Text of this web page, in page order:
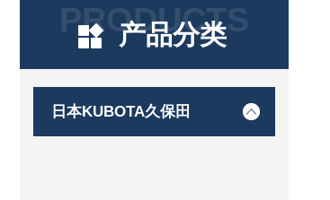
PRODUCTS
产品分类
日本KUBOTA久保田